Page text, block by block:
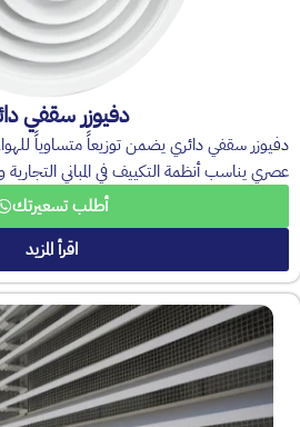
دفيوزر سقفي
دفيوزر سقفي دائري يضمن توزيعاً متساوياً
عصري يناسب أنظمة التكييف في المباني التجارية
أطلب تسعيرتك
اقرأ المزيد